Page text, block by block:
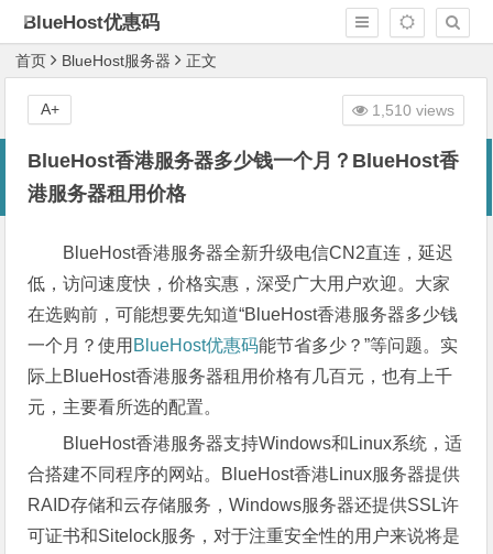
BlueHost优惠码
首页 BlueHost服务器 正文
BlueHost香港服务器多少钱一个月？BlueHost香
港服务器租用价格
BlueHost香港服务器全新升级电信CN2直连，延迟
低，访问速度快，价格实惠，深受广大用户欢迎。大家
在选购前，可能想要先知道“BlueHost香港服务器多少钱
一个月？使用 BlueHost优惠码能节省多少？”等问题。实
际上BlueHost香港服务器租用价格有几百元，也有上千
元，主要看所选的配置。
BlueHost香港服务器支持Windows和Linux系统，适
合搭建不同程序的网站。BlueHost香港Linux服务器提供
RAID存储和云存储服务，Windows服务器还提供SSL许
可证书和Sitelock服务，对于注重安全性的用户来说将是
1,510 views
A+